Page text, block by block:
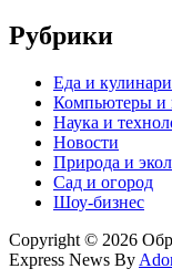
Рубрики
Еда и
Компьютеры и
Наука и
Новости
Природа и
Сад и огород
Шоу-бизнес
Copyright © 2026
Express News By